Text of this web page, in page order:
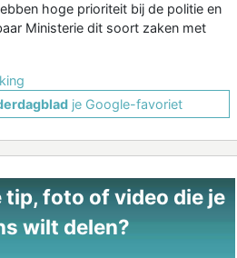
hoge prioriteit bij de politie en
Ministerie dit soort zaken met
je Google-favoriet
tip, foto of video die je
wilt delen?